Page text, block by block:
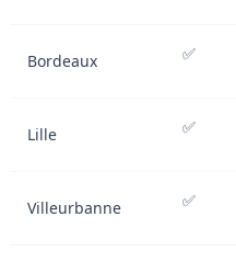
Bordeaux ✅
Lille ✅
Villeurbanne ✅